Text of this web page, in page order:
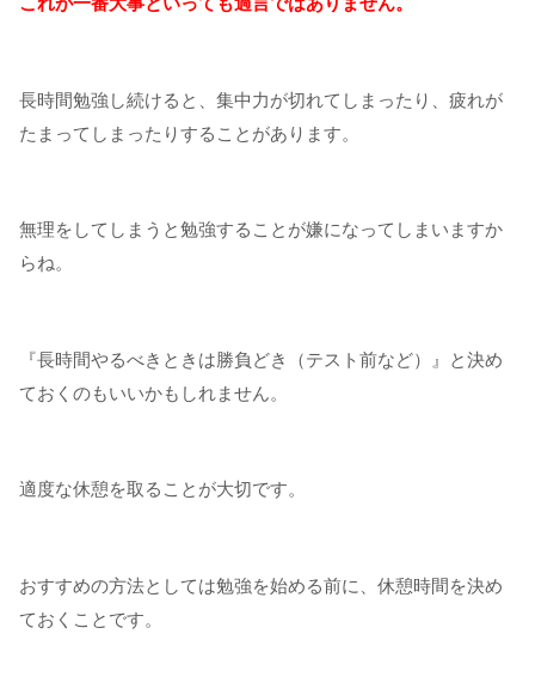
長時間勉強し続けると、集中力が切れてしまったり、疲れが
たまってしまったりすることがあります。
無理をしてしまうと勉強することが嫌になってしまいますか
らね。
『長時間やるべきときは勝負どき（テスト前など）』と決め
ておくのもいいかもしれません。
適度な休憩を取ることが大切です。
おすすめの方法としては勉強を始める前に、休憩時間を決め
ておくことです。